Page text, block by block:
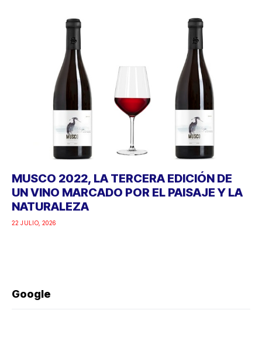
MUSCO 2022, LA TERCERA EDICIÓN DE
UN VINO MARCADO POR EL PAISAJE Y LA
NATURALEZA
22 JULIO, 2026
Google